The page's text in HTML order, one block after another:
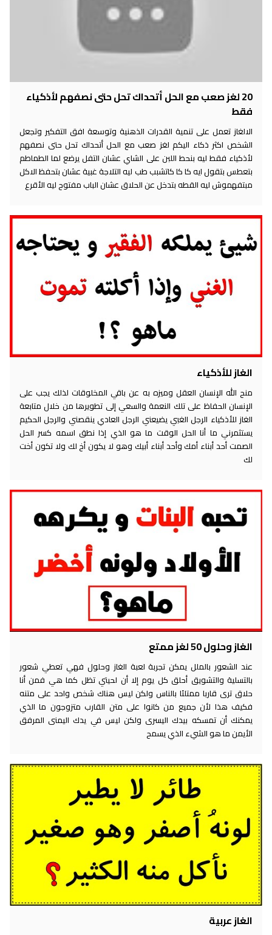
20 لغز صعب مع الحل أتحداك تحل حتى نصفهم لأذكياء
فقط
الالغاز تعمل على تنمية القدرات الذهنية وتوسعة افق التفكير وتجعل
الشخص اكثر ذكاء اليكم لغز صعب مع الحل أتحداك تحل حتى نصفهم
لأذكياء فقط ليه بنحط اللبن على الشاي عشان التفل يرضع لما الطماطم
بتعطس بتقول ايه كا كا كاتشبب طب ليه التلاجة غبية عشان بتحفظ الاكل
مبتفهموش ليه القطه بتدخل عن الحلاق عشان الباب مفتوح ليه الأقرع
الغاز للأذكياء
منح الله الإنسان العقل وميزه به عن باقي المخلوقات لذلك يجب على
الإنسان الحفاظ على تلك النعمة والسعي إلى تطويرها من خلال متابعة
الغاز للأذكياء الرجل الغبي يضيعني الرجل العادي ينقصني والرجل الحكيم
يستثمرني ما أنا الحل الوقت ما هو الذي إذا نطق اسمه كسر الحل
الصمت أحد أبناء أمك وأحد أبناء أبيك وهو لا يكون أخ لك ولا تكون أخت
لك
الغاز وحلول 50 لغز ممتع
عند الشعور بالملل يمكن تجربة لعبة الغاز وحلول فهي تعطي شعور
بالتسلية والتشويق أحلق كل يوم إلا أن لحيتي تظل كما هي فمن أنا
حلاق ترى قاربا ممتلئا بالناس ولكن ليس هناك شخص واحد على متنه
فكيف هذا لأن جميع من كانوا على متن القارب متزوجون ما الذي
يمكنك أن تمسكه بيدك اليسرى ولكن ليس في يدك اليمنى المرفق
الأيمن ما هو الشيء الذي يسمح
الغاز عربية